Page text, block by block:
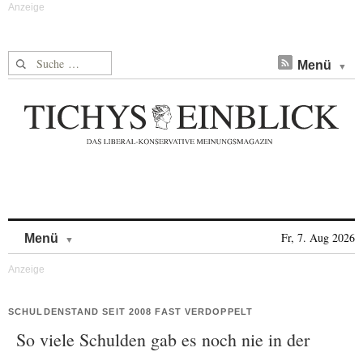
Suche nach: Menü
Menü Fr, 7. Aug 2026
SCHULDENSTAND SEIT 2008 FAST VERDOPPELT
So viele Schulden gab es noch nie in der